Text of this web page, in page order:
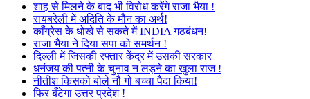
शाह से मिलने के बाद भी विरोध करेंगे राजा भैया !
रायबरेली में अदिति के मौन का अर्थ!
काँग्रेस के धोखे से सकते में INDIA गठबंधन!
राजा भैया ने दिया सपा को समर्थन !
दिल्ली में जिसकी रफ्तार केंद्र में उसकी सरकार
धनंजय की पत्नी के चुनाव न लड़ने का खुला राज !
नीतीश किसको बोले नौ गो बच्चा पैदा किया!
फिर बँटेगा उत्तर प्रदेश !